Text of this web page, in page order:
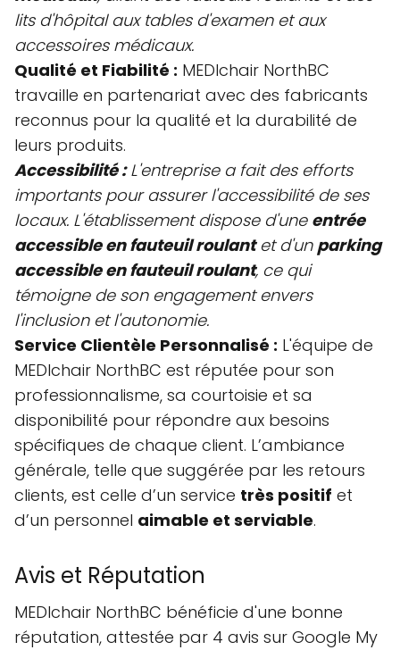
lits d'hôpital aux tables d'examen et aux
accessoires médicaux.
Qualité et Fiabilité : MEDIchair NorthBC
travaille en partenariat avec des fabricants
reconnus pour la qualité et la durabilité de
leurs produits.
Accessibilité :L'entreprise a fait des efforts
importants pour assurer l'accessibilité de ses
locaux. L'établissement dispose d'une entrée
accessible en fauteuil roulantet d'un parking
accessible en fauteuil roulant, ce qui
témoigne de son engagement envers
l'inclusion et l'autonomie.
Service Clientèle Personnalisé : L'équipe de
MEDIchair NorthBC est réputée pour son
professionnalisme, sa courtoisie et sa
disponibilité pour répondre aux besoins
spécifiques de chaque client. L’ambiance
générale, telle que suggérée par les retours
clients, est celle d’un service très positif et
d’un personnel aimable et serviable.
Avis et Réputation
MEDIchair NorthBC bénéficie d'une bonne
réputation, attestée par 4 avis sur Google My